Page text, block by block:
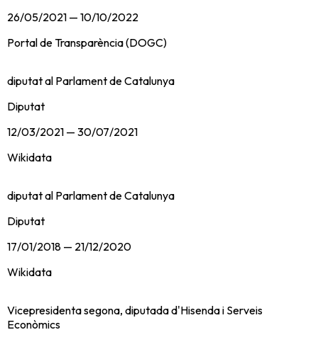
26/05/2021 — 10/10/2022
Portal de Transparència (DOGC)
diputat al Parlament de Catalunya
Diputat
12/03/2021 — 30/07/2021
Wikidata
diputat al Parlament de Catalunya
Diputat
17/01/2018 — 21/12/2020
Wikidata
Vicepresidenta segona, diputada d'Hisenda i Serveis
Econòmics